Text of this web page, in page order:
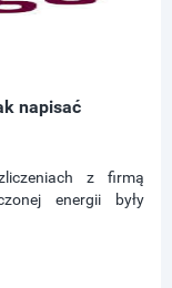
napisać
z firmą
energii były